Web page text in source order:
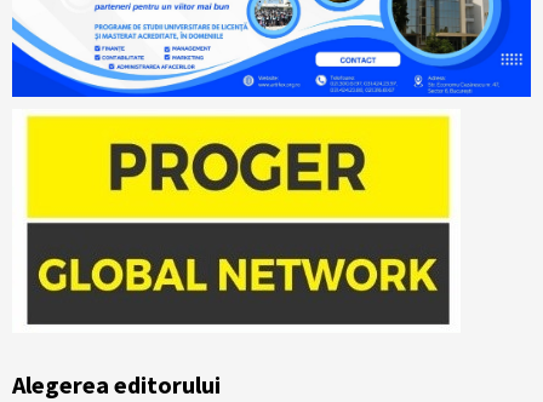
Alegerea editorului